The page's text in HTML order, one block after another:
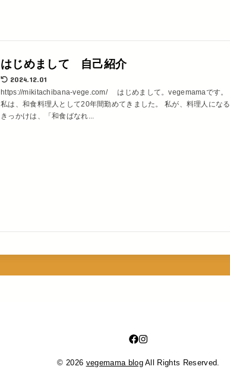
はじめまして 自己紹介
2024.12.01
https://mikitachibana-vege.com/ はじめまして。vegemamaです。
私は、和食料理人として20年間勤めてきました。 私が、料理人になる
きっかけは、「和食ばなれ...
© 2026 vegemama blogAll Rights Reserved.